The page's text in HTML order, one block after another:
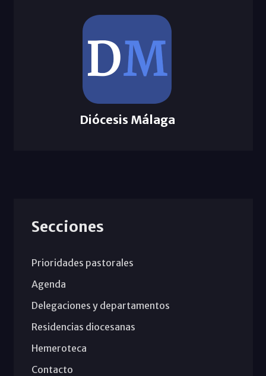
Diócesis Málaga
Secciones
Prioridades pastorales
Agenda
Delegaciones y departamentos
Residencias diocesanas
Hemeroteca
Contacto